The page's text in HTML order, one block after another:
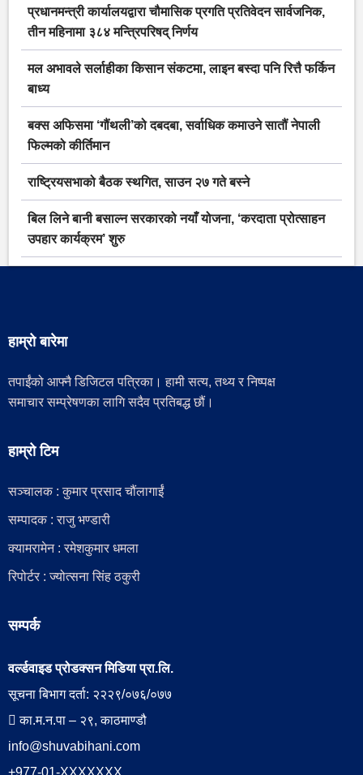
प्रधानमन्त्री कार्यालयद्वारा चौमासिक प्रगति प्रतिवेदन सार्वजनिक,
तीन महिनामा ३८४ मन्त्रिपरिषद् निर्णय
मल अभावले सर्लाहीका किसान संकटमा, लाइन बस्दा पनि रित्तै फर्किन
बाध्य
बक्स अफिसमा ‘गौंथली’को दबदबा, सर्वाधिक कमाउने सातौं नेपाली
फिल्मको कीर्तिमान
राष्ट्रियसभाको बैठक स्थगित, साउन २७ गते बस्ने
बिल लिने बानी बसाल्न सरकारको नयाँ योजना, ‘करदाता प्रोत्साहन
उपहार कार्यक्रम’ शुरु
हाम्रो बारेमा
तपाईंको आफ्नै डिजिटल पत्रिका। हामी सत्य, तथ्य र निष्पक्ष
समाचार सम्प्रेषणका लागि सदैव प्रतिबद्ध छौं।
हाम्रो टिम
सञ्चालक : कुमार प्रसाद चौंलागाईं
सम्पादक : राजु भण्डारी
क्यामरामेन : रमेशकुमार धमला
रिपोर्टर : ज्योत्सना सिंह ठकुरी
सम्पर्क
वर्ल्डवाइड प्रोडक्सन मिडिया प्रा.लि.
सूचना बिभाग दर्ता: २२२९/०७६/०७७
का.म.न.पा – २९, काठमाण्डौ
info@shuvabihani.com
+977-01-XXXXXXX